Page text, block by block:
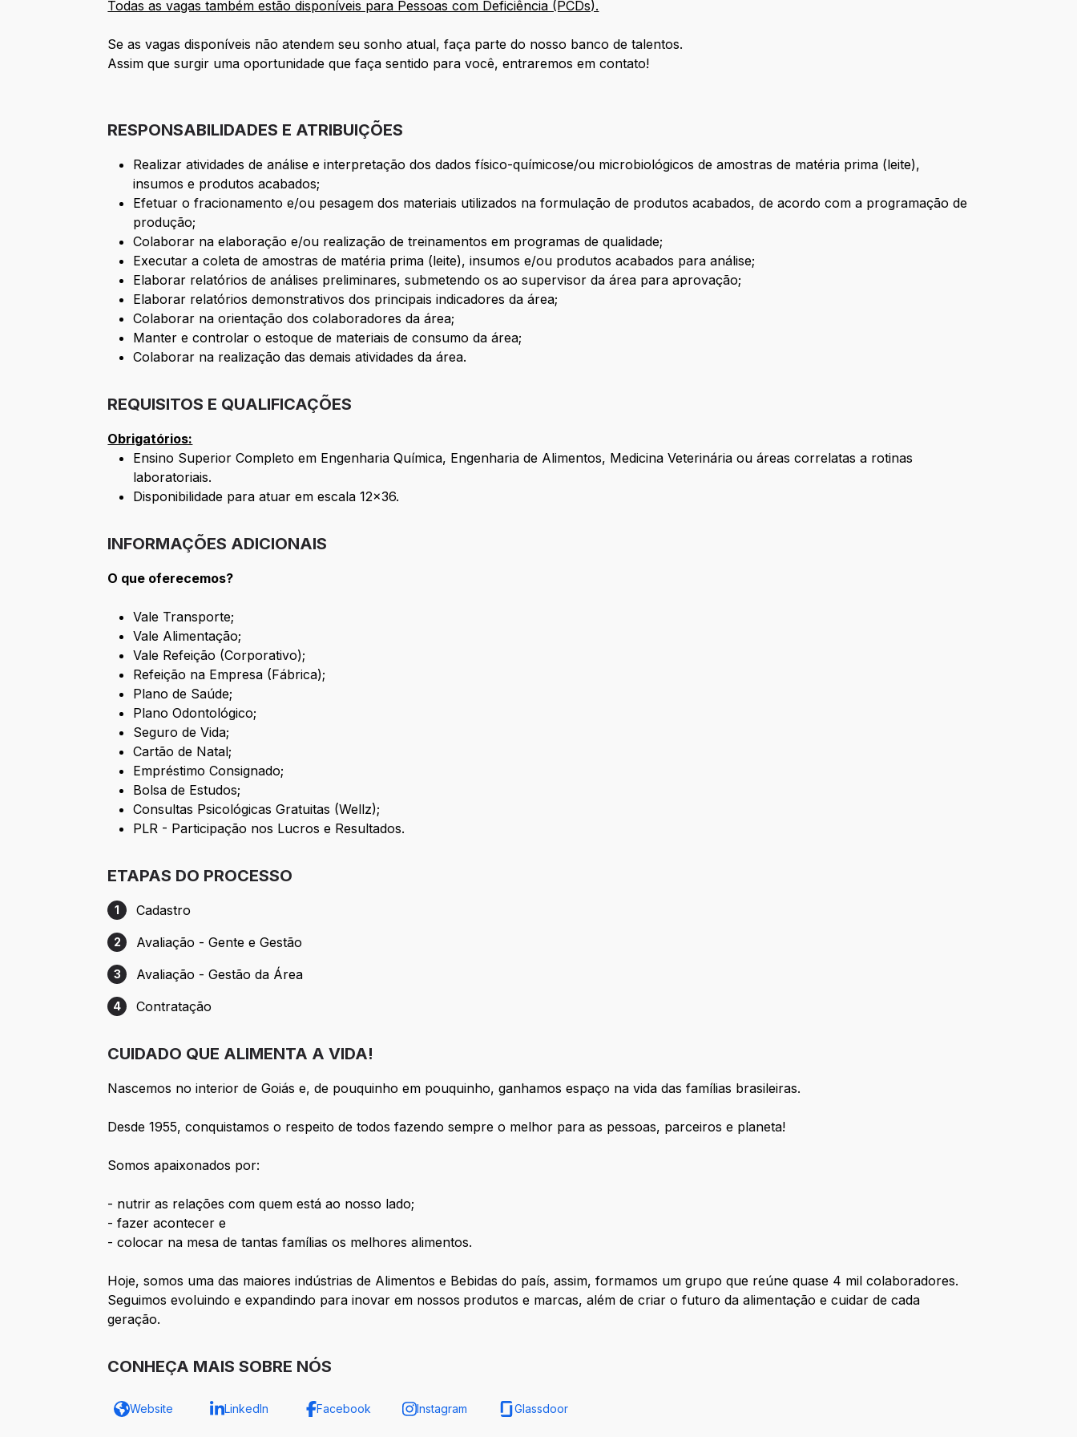
Todas as vagas também estão disponíveis para Pessoas com Deficiência (PCDs).
Se as vagas disponíveis não atendem seu sonho atual, faça parte do nosso banco de talentos.
Assim que surgir uma oportunidade que faça sentido para você, entraremos em contato!
RESPONSABILIDADES E ATRIBUIÇÕES
Realizar atividades de análise e interpretação dos dados físico-químicose/ou microbiológicos de amostras de matéria prima (leite),
insumos e produtos acabados;
Efetuar o fracionamento e/ou pesagem dos materiais utilizados na formulação de produtos acabados, de acordo com a programação de
produção;
Colaborar na elaboração e/ou realização de treinamentos em programas de qualidade;
Executar a coleta de amostras de matéria prima (leite), insumos e/ou produtos acabados para análise;
Elaborar relatórios de análises preliminares, submetendo os ao supervisor da área para aprovação;
Elaborar relatórios demonstrativos dos principais indicadores da área;
Colaborar na orientação dos colaboradores da área;
Manter e controlar o estoque de materiais de consumo da área;
Colaborar na realização das demais atividades da área.
REQUISITOS E QUALIFICAÇÕES
Obrigatórios:
Ensino Superior Completo em Engenharia Química, Engenharia de Alimentos, Medicina Veterinária ou áreas correlatas a rotinas
laboratoriais.
Disponibilidade para atuar em escala 12x36.
INFORMAÇÕES ADICIONAIS
O que oferecemos?
Vale Transporte;
Vale Alimentação;
Vale Refeição (Corporativo);
Refeição na Empresa (Fábrica);
Plano de Saúde;
Plano Odontológico;
Seguro de Vida;
Cartão de Natal;
Empréstimo Consignado;
Bolsa de Estudos;
Consultas Psicológicas Gratuitas (Wellz);
PLR - Participação nos Lucros e Resultados.
ETAPAS DO PROCESSO
Etapa 1: Cadastro
1 Cadastro
Etapa 2: Avaliação - Gente e Gestão
2 Avaliação - Gente e Gestão
Etapa 3: Avaliação - Gestão da Área
3 Avaliação - Gestão da Área
Etapa 4: Contratação
4 Contratação
CUIDADO QUE ALIMENTA A VIDA!
Nascemos no interior de Goiás e, de pouquinho em pouquinho, ganhamos espaço na vida das famílias brasileiras.
Desde 1955, conquistamos o respeito de todos fazendo sempre o melhor para as pessoas, parceiros e planeta!
Somos apaixonados por:
- nutrir as relações com quem está ao nosso lado;
- fazer acontecer e
- colocar na mesa de tantas famílias os melhores alimentos.
Hoje, somos uma das maiores indústrias de Alimentos e Bebidas do país, assim, formamos um grupo que reúne quase 4 mil colaboradores.
Seguimos evoluindo e expandindo para inovar em nossos produtos e marcas, além de criar o futuro da alimentação e cuidar de cada
geração.
CONHEÇA MAIS SOBRE NÓS
Website LinkedIn Facebook Instagram Glassdoor